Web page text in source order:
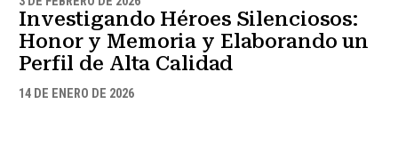
Investigando Héroes Silenciosos:
Honor y Memoria y Elaborando un
Perfil de Alta Calidad
14 DE ENERO DE 2026